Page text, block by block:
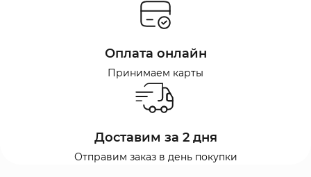
Оплата онлайн
Принимаем карты
Доставим за 2 дня
Отправим заказ в день покупки